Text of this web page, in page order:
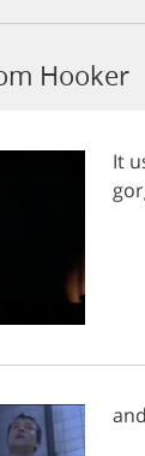
Hooker
It
and